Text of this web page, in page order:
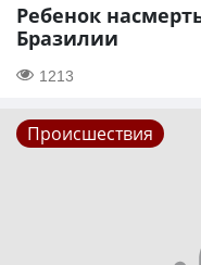
Ребенок
Бразилии
1213
Происшествия